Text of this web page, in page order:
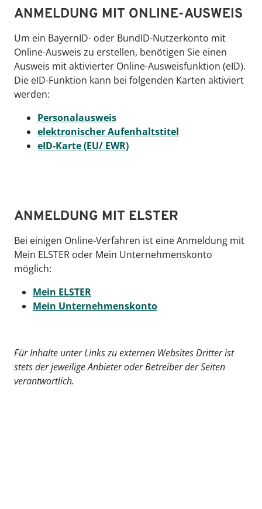
ANMELDUNG MIT ONLINE-AUSWEIS
Um ein BayernID- oder BundID-Nutzerkonto mit
Online-Ausweis zu erstellen, benötigen Sie einen
Ausweis mit aktivierter Online-Ausweisfunktion (eID).
Die eID-Funktion kann bei folgenden Karten aktiviert
werden:
Personalausweis
elektronischer Aufenhaltstitel
eID-Karte (EU/ EWR)
ANMELDUNG MIT ELSTER
Bei einigen Online-Verfahren ist eine Anmeldung mit
Mein ELSTER oder Mein Unternehmenskonto
möglich:
Mein ELSTER
Mein Unternehmenskonto
Für Inhalte unter Links zu externen Websites Dritter ist
stets der jeweilige Anbieter oder Betreiber der Seiten
verantwortlich.